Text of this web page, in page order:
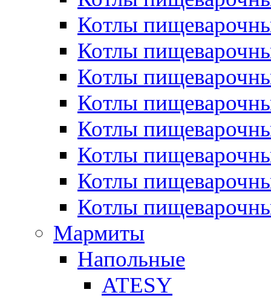
Котлы
Котлы
Котлы
Котлы
Котлы
Котлы
Котлы
Котлы
Мармиты
Напольные
ATESY